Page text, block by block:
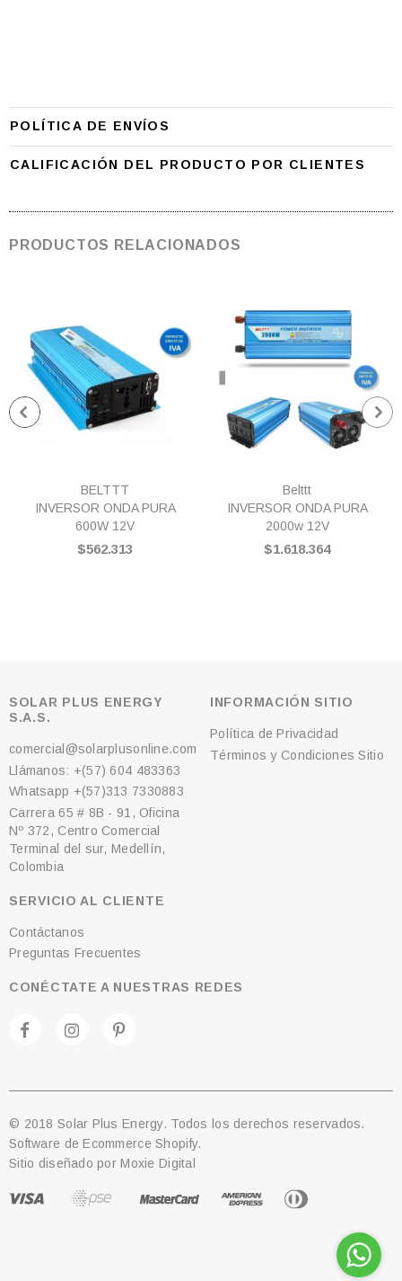
POLÍTICA DE ENVÍOS
CALIFICACIÓN DEL PRODUCTO POR CLIENTES
PRODUCTOS RELACIONADOS
BELTTT
INVERSOR ONDA PURA
600W 12V
$562.313
Belttt
INVERSOR ONDA PURA
2000w 12V
$1.618.364
SOLAR PLUS ENERGY
S.A.S.
comercial@solarplusonline.com
Llámanos: +(57) 604 483363
Whatsapp +(57)313 7330883
Carrera 65 # 8B - 91, Oficina
Nº 372, Centro Comercial
Terminal del sur, Medellín,
Colombia
INFORMACIÓN SITIO
Política de Privacidad
Términos y Condiciones Sitio
SERVICIO AL CLIENTE
Contáctanos
Preguntas Frecuentes
CONÉCTATE A NUESTRAS REDES
© 2018 Solar Plus Energy. Todos los derechos reservados.
Software de Ecommerce Shopify.
Sitio diseñado porMoxie Digital